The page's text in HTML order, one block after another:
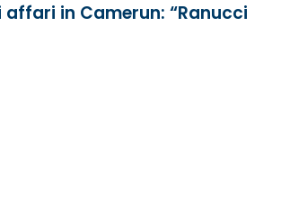
in Camerun: “Ranucci